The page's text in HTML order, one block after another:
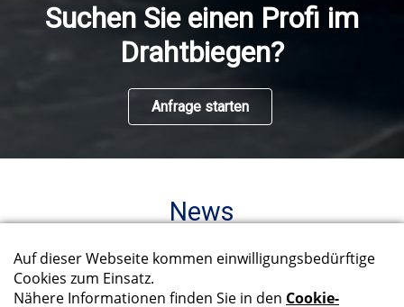
Suchen Sie einen Profi im
Drahtbiegen?
Anfrage starten
News